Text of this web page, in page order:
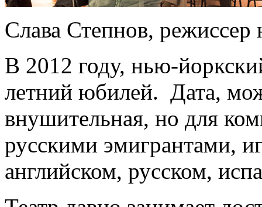
Слава Степнов, режиссер
В 2012 году, нью-
летний юбилей. Дата,
внушительная, но для
русскими эмигрантами,
английском, русском,